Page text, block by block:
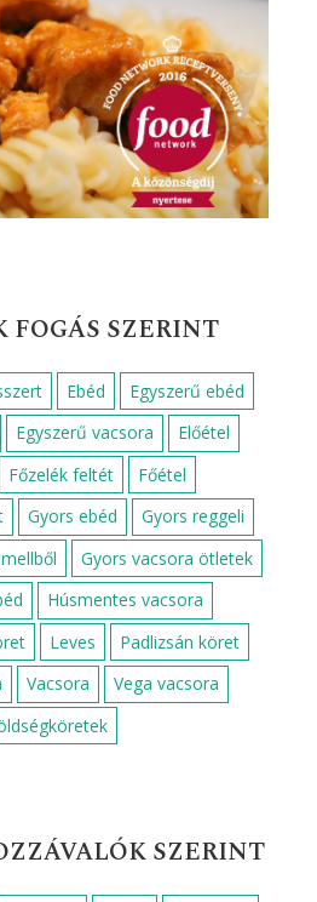
FOGÁS SZERINT
Ebéd
Egyszerű ebéd
Egyszerű vacsora
Előétel
Főzelék feltét
Főétel
Gyors ebéd
Gyors reggeli
Gyors vacsora ötletek
Húsmentes vacsora
Leves
Padlizsán köret
Vacsora
Vega vacsora
SZERINT